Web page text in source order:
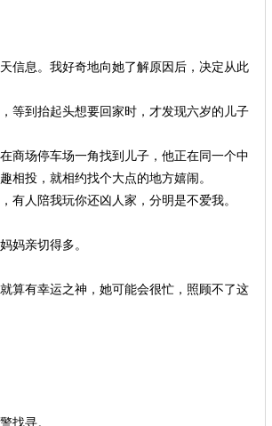
信息。我好奇地向她了解原因后，决定从此
等到抬起头想要回家时，才发现六岁的儿子
商场停车场一角找到儿子，他正在同一个中
相投，就相约找个大点的地方嬉闹。
有人陪我玩你还凶人家，分明是不爱我。
妈亲切得多。
算有幸运之神，她可能会很忙，照顾不了这
找寻。